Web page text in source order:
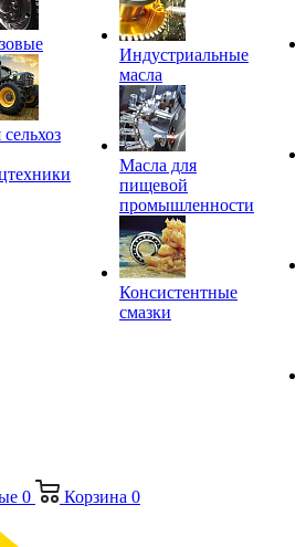
Индустриальные
масла
Масла для
пищевой
промышленности
Консистентные
смазки
0 Корзина 0